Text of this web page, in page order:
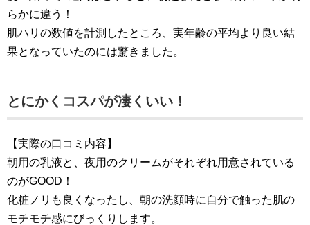
らかに違う！
肌ハリの数値を計測したところ、実年齢の平均より良い結
果となっていたのには驚きました。
とにかくコスパが凄くいい！
【実際の口コミ内容】
朝用の乳液と、夜用のクリームがそれぞれ用意されている
のがGOOD！
化粧ノリも良くなったし、朝の洗顔時に自分で触った肌の
モチモチ感にびっくりします。